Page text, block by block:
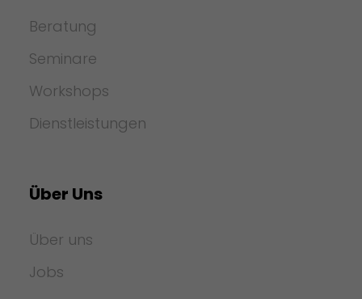
Beratung
Seminare
Workshops
Dienstleistungen
Über Uns
Über uns
Jobs